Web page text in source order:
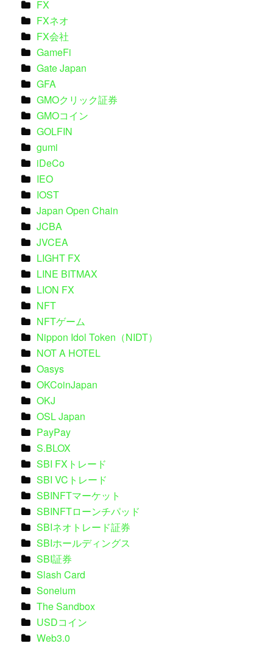
FX
FXネオ
FX会社
GameFi
Gate Japan
GFA
GMOクリック証券
GMOコイン
GOLFIN
gumi
iDeCo
IEO
IOST
Japan Open Chain
JCBA
JVCEA
LIGHT FX
LINE BITMAX
LION FX
NFT
NFTゲーム
Nippon Idol Token（NIDT）
NOT A HOTEL
Oasys
OKCoinJapan
OKJ
OSL Japan
PayPay
S.BLOX
SBI FXトレード
SBI VCトレード
SBINFTマーケット
SBINFTローンチパッド
SBIネオトレード証券
SBIホールディングス
SBI証券
Slash Card
Soneium
The Sandbox
USDコイン
Web3.0